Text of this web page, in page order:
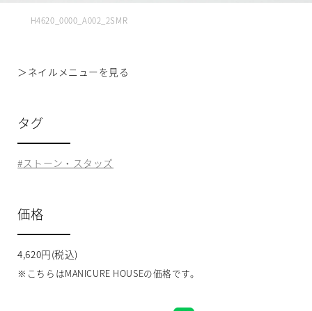
H4620_0000_A002_2SMR
＞ ネイルメニューを見る
タグ
ストーン・スタッズ
価格
4,620円(税込)
※こちらはMANICURE HOUSEの価格です。